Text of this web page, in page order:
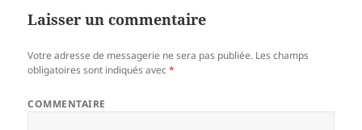
Laisser un commentaire
Votre adresse de messagerie ne sera pas publiée. Les champs
obligatoires sont indiqués avec*
COMMENTAIRE